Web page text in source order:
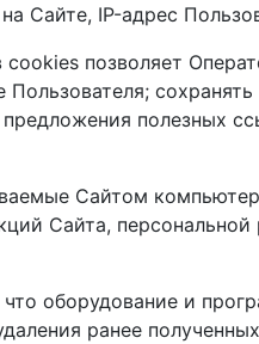
Сайте, IP-адрес
позволяет
Пользователя;
полезных
Сайтом
Сайта,
что оборудование и
ранее